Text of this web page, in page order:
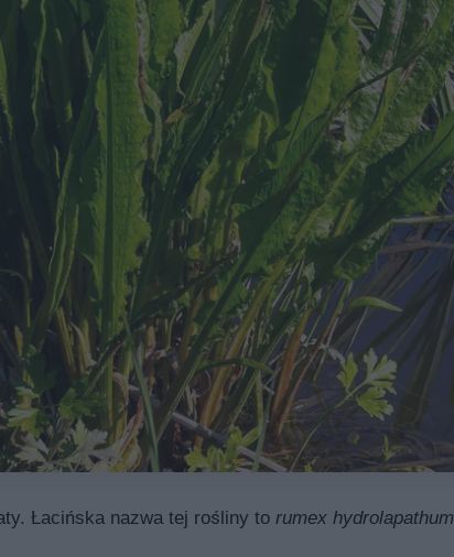
Łacińska nazwa tej rośliny to rumex hydrolapathum